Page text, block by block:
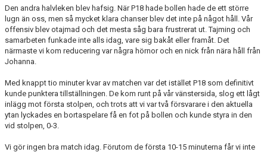
Den andra halvleken blev hafsig. När P18 hade bollen hade de ett större
lugn än oss, men så mycket klara chanser blev det inte på något håll. Vår
offensiv blev otajmad och det mesta såg bara frustrerat ut. Tajming och
samarbeten funkade inte alls idag, vare sig bakåt eller framåt. Det
närmaste vi kom reducering var några hörnor och en nick från nära håll från
Johanna.
Med knappt tio minuter kvar av matchen var det istället P18 som definitivt
kunde punktera tillställningen. De kom runt på vår vänstersida, slog ett lågt
inlägg mot första stolpen, och trots att vi var två försvarare i den aktuella
ytan lyckades en bortaspelare få en fot på bollen och kunde styra in den
vid stolpen, 0-3.
Vi gör ingen bra match idag. Förutom de första 10-15 minuterna får vi inte